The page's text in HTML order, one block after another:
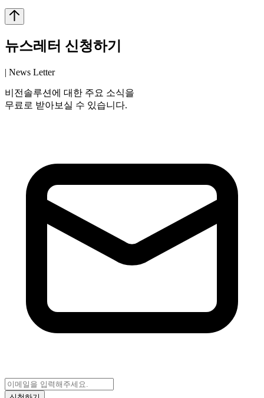
뉴스레터 신청하기
| News Letter
비전솔루션에 대한 주요 소식을
무료로 받아보실 수 있습니다.